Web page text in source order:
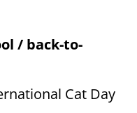
/ back-to-
Cat Day